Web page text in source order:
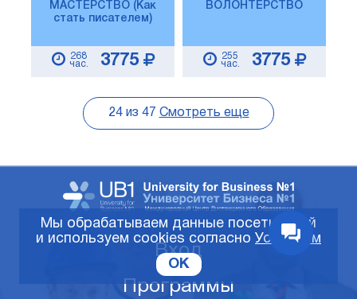
МАСТЕРСТВО (Как
стать писателем)
268
час.
3775
ВОЛОНТЕРСТВО
255
час.
3775
24из 47 Смотреть еще
Вход
Программы
Мы обрабатываем данные посетителей
и используем cookies согласно Условиям
OK